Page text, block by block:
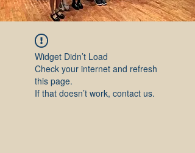
Widget Didn’t Load
Check your internet and refresh
this page.
If that doesn’t work, contact us.